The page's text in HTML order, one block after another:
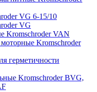
VG 6-15/10
VG
Kromschroder VAN
Kromschroder
герметичности
Kromschroder BVG,